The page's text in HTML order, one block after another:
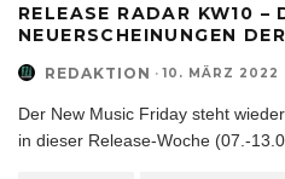
RELEASE RADAR KW10 –
NEUERSCHEINUNGEN
REDAKTION · 10. MÄRZ 2022
Der New Music Friday steht
in dieser Release-Woche (07.-